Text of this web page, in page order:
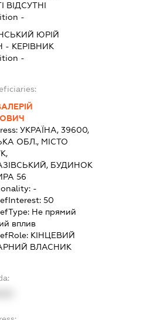
ВІДСУТНІ
-
ЮРІЙ
- КЕРІВНИК
-
УКРАЇНА, 39600,
ОБЛ., МІСТО
БУДИНОК
56
-
50
Не прямий
вплив
КІНЦЕВИЙ
ВЛАСНИК